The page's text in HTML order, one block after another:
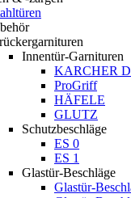
Innentür-Garnituren
KARCHER
ProGriff
HÄFELE
GLUTZ
Schutzbeschläge
ES 0
ES 1
Glastür-Beschläge
Glastür-